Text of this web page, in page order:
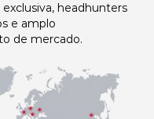
headhunters
e amplo
de mercado.